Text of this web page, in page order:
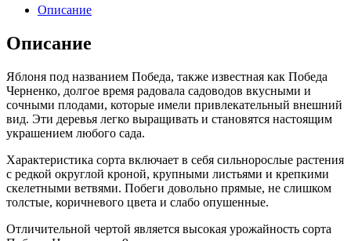
Описание
Описание
Яблоня под названием Победа, также известная как Победа
Черненко, долгое время радовала садоводов вкусными и
сочными плодами, которые имели привлекательный внешний
вид. Эти деревья легко выращивать и становятся настоящим
украшением любого сада.
Характеристика сорта включает в себя сильнорослые растения
с редкой округлой кроной, крупными листьями и крепкими
скелетными ветвями. Побеги довольно прямые, не слишком
толстые, коричневого цвета и слабо опушенные.
Отличительной чертой является высокая урожайность сорта